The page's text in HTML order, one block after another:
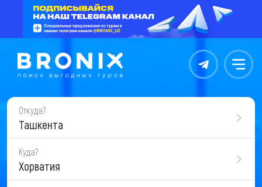
Контакты Меню
Откуда?
Ташкента
Куда?
Хорватия